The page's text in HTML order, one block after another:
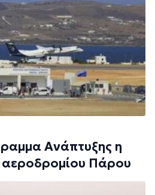
Ανάπτυξης η
Πάρου